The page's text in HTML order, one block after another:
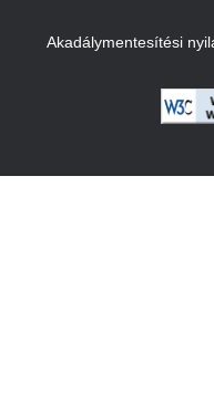
Akadálymentesítési